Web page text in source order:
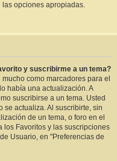
las opciones apropiadas.
y suscribirme a un tema?
como marcadores para el
había una actualización. A
suscribirse a un tema. Usted
se actualiza. Al suscribirte, sin
de un tema, o foro en el
los Favoritos y las suscripciones
Usuario, en "Preferencias de